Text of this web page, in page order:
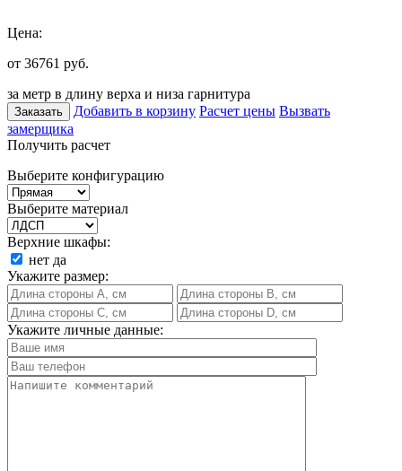
Цена:
от 36761 руб.
за метр в длину верха и низа гарнитура
Заказать Добавить в корзину Расчет цены Вызвать
замерщика
Получить расчет
Выберите конфигурацию
Выберите материал
Верхние шкафы:
нет да
Укажите размер:
Укажите личные данные: